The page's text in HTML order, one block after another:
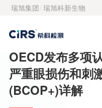
瑞旭集团 瑞旭科新生物
OECD发布多项
严重眼损伤和刺
(BCOP+)详解